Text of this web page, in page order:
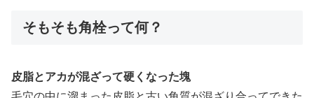
そもそも角栓って何？
皮脂とアカが混ざって硬くなった塊